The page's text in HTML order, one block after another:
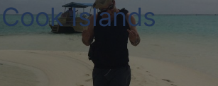
Cook Islands